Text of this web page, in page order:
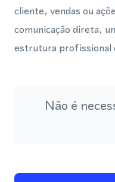
cliente, vendas ou
comunicação direta,
estrutura profissional
Não é